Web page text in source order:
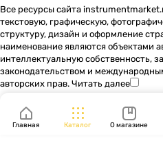
Все ресурсы сайта
текстовую, графическую,
структуру, дизайн и оформление
наименование являются объектами
интеллектуальную собственность,
законодательством и
авторских прав. Читать далее
Главная Каталог О магазине